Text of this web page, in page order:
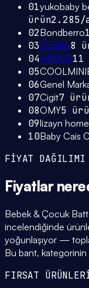
01yukobaby
ürün2.285/
02Bondberro
03Özdilek8
04HAMUR11
05
06Genel
07Cigit7
08OMY5
09lizayn home
10Baby Cais
FİYAT DAĞILIMI
Fiyatlar
Bebek & Çocuk
incelendiğinde
yoğunlaşıyor —
Bu bant, kategorinin
FIRSAT